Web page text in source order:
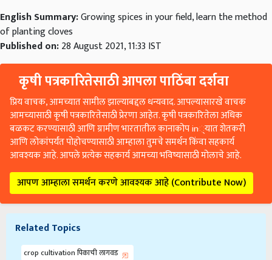
English Summary:Growing spices in your field, learn the method
of planting cloves
Published on:28 August 2021, 11:33 IST
कृषी पत्रकारितेसाठी आपला पाठिंबा दर्शवा
प्रिय वाचक, आमच्यात सामील झाल्याबद्दल धन्यवाद. आपल्यासारखे वाचक
आमच्यासाठी कृषी पत्रकारितेसाठी प्रेरणा आहेत. कृषी पत्रकारितेला अधिक
बळकट करण्यासाठी आणि ग्रामीण भारतातील कानाकोप in्यात शेतकरी
आणि लोकांपर्यंत पोहोचण्यासाठी आम्हाला तुमचे समर्थन किंवा सहकार्य
आवश्यक आहे. आपले प्रत्येक सहकार्य आमच्या भविष्यासाठी मोलाचे आहे.
आपण आम्हाला समर्थन करणे आवश्यक आहे (Contribute Now)
Related Topics
crop cultivation पिकाची लागवड